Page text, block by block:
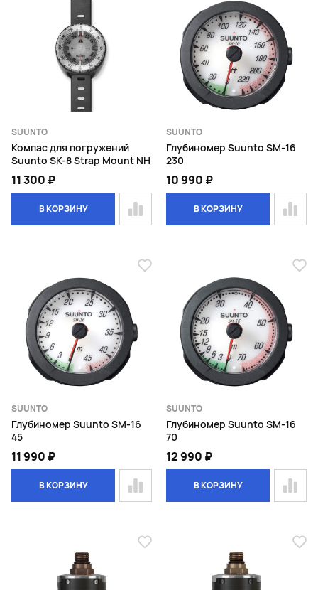
SUUNTO
Компас для погружений
Suunto SK-8 Strap Mount NH
11 300 ₽
В КОРЗИНУ
SUUNTO
Глубиномер Suunto SM-16
230
10 990 ₽
В КОРЗИНУ
SUUNTO
Глубиномер Suunto SM-16
45
11 990 ₽
В КОРЗИНУ
SUUNTO
Глубиномер Suunto SM-16
70
12 990 ₽
В КОРЗИНУ